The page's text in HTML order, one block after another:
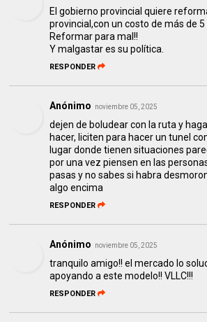
El gobierno provincial quiere
provincial,con un costo de más de
Reformar para mal!!
Y malgastar es su política.
RESPONDER
Anónimo noviembre 05, 2025
dejen de boludear con la ruta y
hacer, liciten para hacer un tunel
lugar donde tienen situaciones
por una vez piensen en las
pasas y no sabes si habra
algo encima
RESPONDER
Anónimo noviembre 05, 2025
tranquilo amigo!! el mercado lo
apoyando a este modelo!! VLLC!!!
RESPONDER